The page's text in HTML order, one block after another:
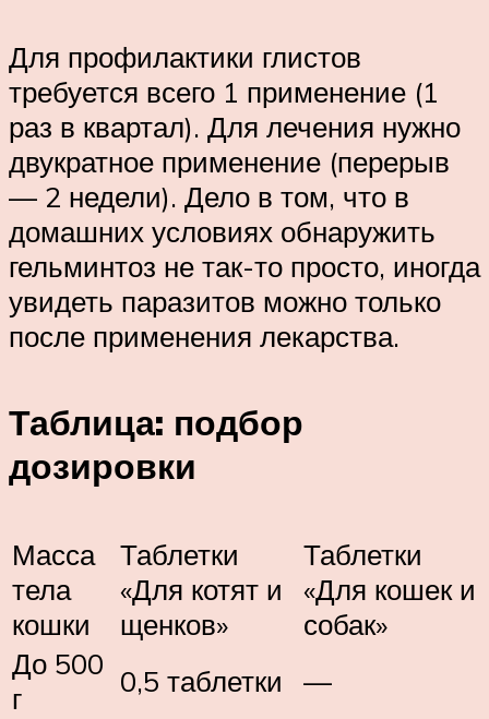
Для профилактики глистов
требуется всего 1 применение (1
раз в квартал). Для лечения нужно
двукратное применение (перерыв
— 2 недели). Дело в том, что в
домашних условиях обнаружить
гельминтоз не так-то просто, иногда
увидеть паразитов можно только
после применения лекарства.
Таблица: подбор
дозировки
Масса
тела
кошки
Таблетки
«Для котят и
щенков»
Таблетки
«Для кошек и
собак»
До 500
г
0,5 таблетки
—